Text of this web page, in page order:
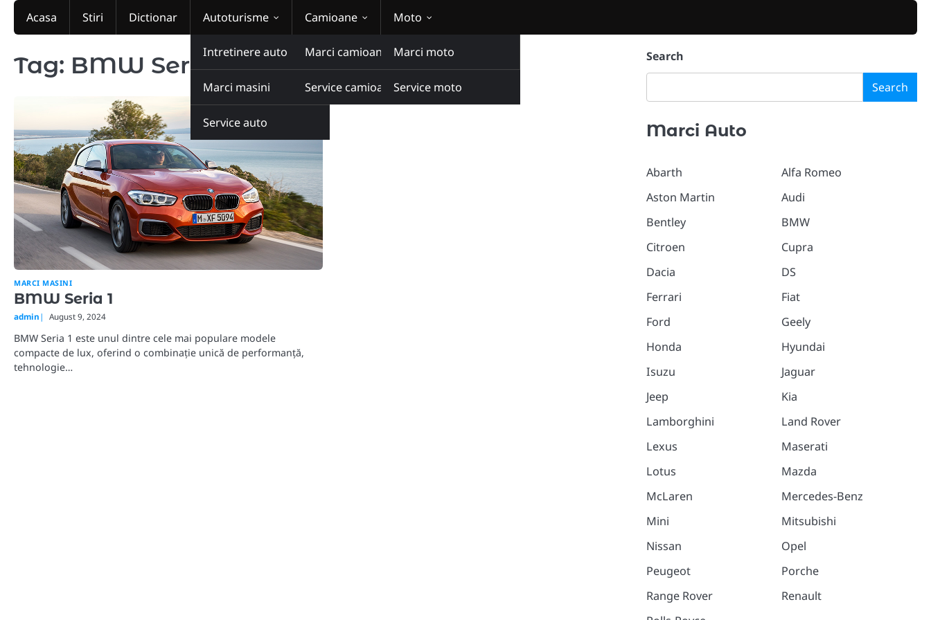
Skip
Acasa Stiri Dictionar Autoturisme
Intretinere auto
Marci masini
Service auto
Camioane
Marci camioane
Service camioane
Moto
Marci moto
Service moto
Tag: BMW Seria 1
MARCI MASINI
BMW Seria 1
admin August 9, 2024
BMW Seria 1 este unul dintre cele mai populare modele
compacte de lux, oferind o combinație unică de performanță,
tehnologie…
Search
Search
Marci Auto
Abarth
Aston Martin
Bentley
Citroen
Dacia
Ferrari
Ford
Honda
Isuzu
Jeep
Lamborghini
Lexus
Lotus
McLaren
Mini
Nissan
Peugeot
Range Rover
Alfa Romeo
Audi
BMW
Cupra
DS
Fiat
Geely
Hyundai
Jaguar
Kia
Land Rover
Maserati
Mazda
Mercedes-Benz
Mitsubishi
Opel
Porche
Renault